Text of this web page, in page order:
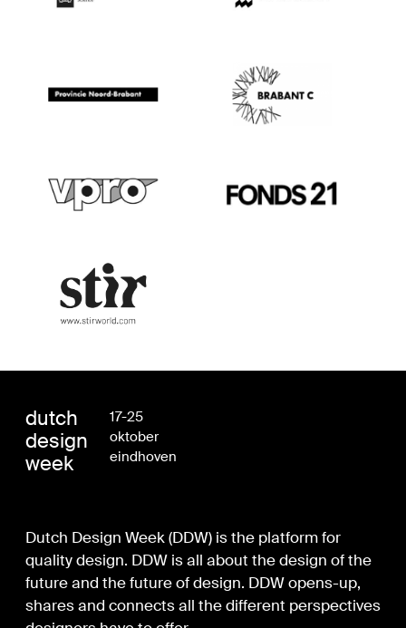
dutch
design
week
17-25
oktober
eindhoven
Dutch Design Week (DDW) is the platform for
quality design. DDW is all about the design of the
future and the future of design. DDW opens-up,
shares and connects all the different perspectives